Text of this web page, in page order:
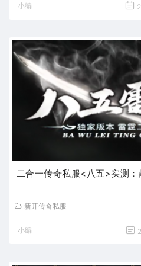
小编
二合一传奇私服<八五>实测
新开传奇私服
小编